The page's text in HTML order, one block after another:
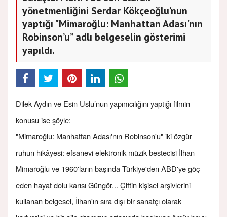
yönetmenliğini Serdar Kökçeoğlu’nun
yaptığı "Mimaroğlu: Manhattan Adası'nın
Robinson’u” adlı belgeselin gösterimi
yapıldı.
Dilek Aydın ve Esin Uslu’nun yapımcılığını yaptığı filmin
konusu ise şöyle:
"Mimaroğlu: Manhattan Adası'nın Robinson'u" iki özgür
ruhun hikâyesi: efsanevi elektronik müzik bestecisi İlhan
Mimaroğlu ve 1960'ların başında Türkiye'den ABD'ye göç
eden hayat dolu karısı Güngör... Çiftin kişisel arşivlerini
kullanan belgesel, İlhan'ın sıra dışı bir sanatçı olarak